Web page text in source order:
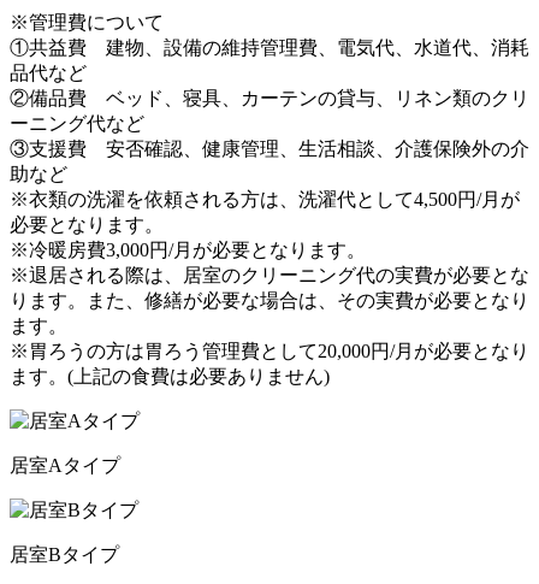
※管理費について
①共益費 建物、設備の維持管理費、電気代、水道代、消耗
品代など
②備品費 ベッド、寝具、カーテンの貸与、リネン類のクリ
ーニング代など
③支援費 安否確認、健康管理、生活相談、介護保険外の介
助など
※衣類の洗濯を依頼される方は、洗濯代として4,500円/月が
必要となります。
※冷暖房費3,000円/月が必要となります。
※退居される際は、居室のクリーニング代の実費が必要とな
ります。また、修繕が必要な場合は、その実費が必要となり
ます。
※胃ろうの方は胃ろう管理費として20,000円/月が必要となり
ます。(上記の食費は必要ありません)
居室Aタイプ
居室Bタイプ